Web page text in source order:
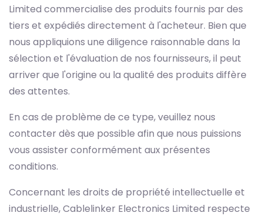
Limited commercialise des produits fournis par des
tiers et expédiés directement à l'acheteur. Bien que
nous appliquions une diligence raisonnable dans la
sélection et l'évaluation de nos fournisseurs, il peut
arriver que l'origine ou la qualité des produits diffère
des attentes.
En cas de problème de ce type, veuillez nous
contacter dès que possible afin que nous puissions
vous assister conformément aux présentes
conditions.
Concernant les droits de propriété intellectuelle et
industrielle, Cablelinker Electronics Limited respecte